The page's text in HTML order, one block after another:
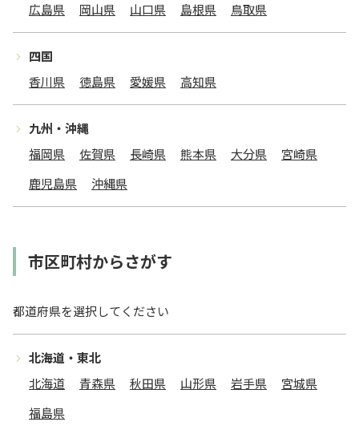
広島県
岡山県 山口県 島根県 鳥取県
四国
香川県
徳島県 愛媛県 高知県
九州・沖縄
福岡県
佐賀県 長崎県 熊本県 大分県
宮崎県
鹿児島県
沖縄県
市区町村からさがす
都道府県を選択してください
北海道・東北
北海道
青森県 秋田県 山形県 岩手県
宮城県
福島県